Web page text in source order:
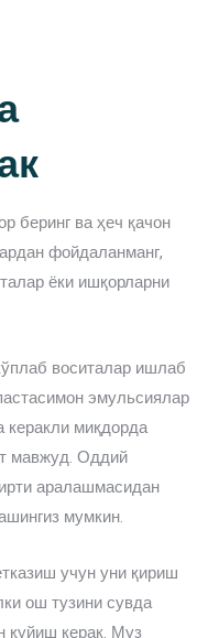
беринг ва ҳеч қачон
фойдаланманг,
ёки ишқорларни
воситалар ишлаб
эмульсиялар
керакли миқдорда
мавжуд. Оддий
аралашмасидан
мумкин.
учун уни қириш
ош тузини сувда
қуйиш керак. Муз